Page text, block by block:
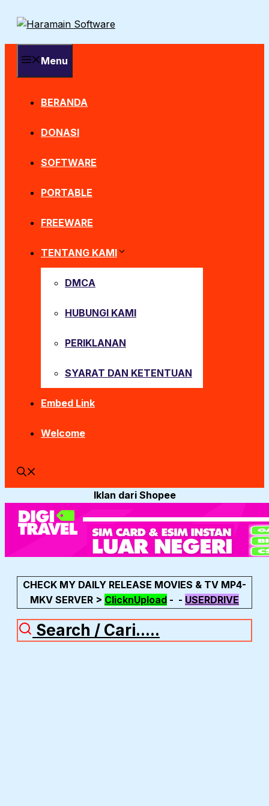
isi
Menu
BERANDA
DONASI
SOFTWARE
PORTABLE
FREEWARE
TENTANG KAMI
DMCA
HUBUNGI KAMI
PERIKLANAN
SYARAT DAN KETENTUAN
Embed Link
Welcome
Iklan dari Shopee
CHECK MY DAILY RELEASE MOVIES & TV MP4-
MKV SERVER > ClicknUpload - - USERDRIVE
Search / Cari.....